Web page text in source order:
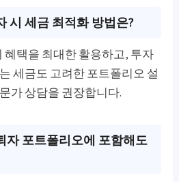
시 세금 최적화 방법은?
혜택을 최대한 활용하고, 투자
세금도 고려한 포트폴리오 설
가 상담을 권장합니다.
자 포트폴리오에 포함해도